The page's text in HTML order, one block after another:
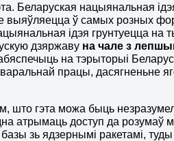
Беларуская нацыянальная
выяўляецца ў самых розных
ідэя грунтуецца
дзяржаву на чале з
на тэрыторыі
працы, дасягненьне
што гэта можа быць
атрымаць доступ да
зь ядзернымі ракетамі,